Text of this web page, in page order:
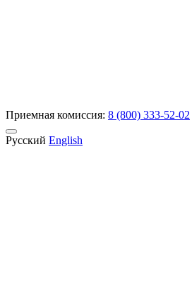
Приемная комиссия: 8 (800) 333-52-02
Русский English